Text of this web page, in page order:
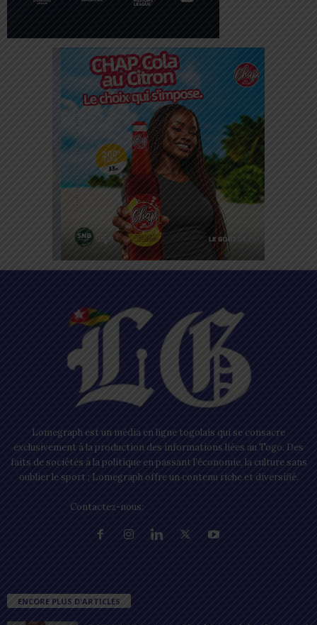
Lomegraph est un média en ligne togolais qui se consacre
exclusivement à la production des informations liées au Togo. Des
faits de sociétés à la politique en passant l’économie, la culture sans
oublier le sport ; Lomegraph offre un contenu riche et diversifié.
Contactez-nous:
ENCORE PLUS D'ARTICLES